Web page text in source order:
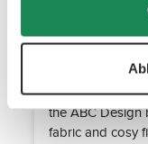
Universal
Protect your
the ABC
fabric and cosy